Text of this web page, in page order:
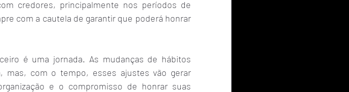
credores, principalmente nos períodos de
com a cautela de garantir que poderá honrar
é uma jornada. As mudanças de hábitos
mas, com o tempo, esses ajustes vão gerar
e o compromisso de honrar suas